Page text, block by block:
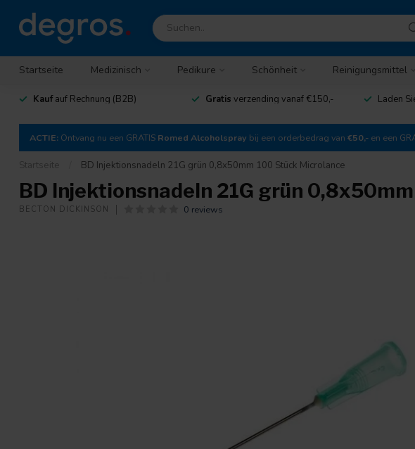
Startseite Medizinisch Pedikure Schönheit Reinigungsmittel
Kaufauf Rechnung (B2B) Gratis verzending vanaf €150,- Laden
ACTIE: Ontvang nu een GRATIS Romed Alcoholspray bij een orderbedrag van €50,- en een
Startseite BD Injektionsnadeln 21G grün 0,8x50mm 100 Stück Microlance
BD Injektionsnadeln 21G grün
BECTON DICKINSON 0 reviews